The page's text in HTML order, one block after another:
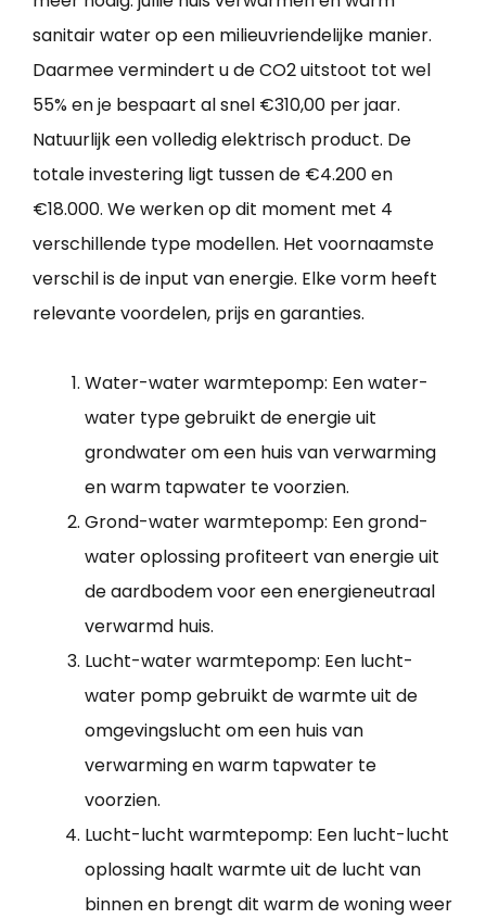
sanitair water op een milieuvriendelijke manier.
Daarmee vermindert u de CO2 uitstoot tot wel
55% en je bespaart al snel €310,00 per jaar.
Natuurlijk een volledig elektrisch product. De
totale investering ligt tussen de €4.200 en
€18.000. We werken op dit moment met 4
verschillende type modellen. Het voornaamste
verschil is de input van energie. Elke vorm heeft
relevante voordelen, prijs en garanties.
Water-water warmtepomp: Een water-
water type gebruikt de energie uit
grondwater om een huis van verwarming
en warm tapwater te voorzien.
Grond-water warmtepomp: Een grond-
water oplossing profiteert van energie uit
de aardbodem voor een energieneutraal
verwarmd huis.
Lucht-water warmtepomp: Een lucht-
water pomp gebruikt de warmte uit de
omgevingslucht om een huis van
verwarming en warm tapwater te
voorzien.
Lucht-lucht warmtepomp: Een lucht-lucht
oplossing haalt warmte uit de lucht van
binnen en brengt dit warm de woning weer